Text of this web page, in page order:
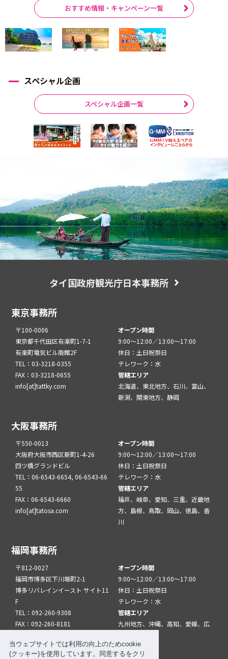
当ウェブサイトでは利用の向上のためcookie
(クッキー)を使用しています。同意するをクリ
おすすめ情報・キャンペーン一覧
スペシャル企画
スペシャル企画一覧
タイ国政府観光庁日本事務所
東京事務所
〒100-0006
東京都千代田区有楽町1-7-1
有楽町電気ビル南館2F
TEL：03-3218-0355
FAX：03-3218-0655
info[at]tattky.com
オープン時間
9:00～12:00／13:00～17:00
休日：土日祝祭日
テレワーク：水
管轄エリア
北海道、東北地方、石川、富山、
新潟、関東地方、静岡
大阪事務所
〒550-0013
大阪府大阪市西区新町1-4-26
四ツ橋グランドビル
TEL：06-6543-6654, 06-6543-66
55
FAX：06-6543-6660
info[at]tatosa.com
オープン時間
9:00～12:00／13:00～17:00
休日：土日祝祭日
テレワーク：水
管轄エリア
福井、岐阜、愛知、三重、近畿地
方、島根、鳥取、岡山、徳島、香
川
福岡事務所
〒812-0027
福岡市博多区下川端町2-1
博多リバレインイースト サイト11
F
TEL：092-260-9308
FAX：092-260-8181
オープン時間
9:00～12:00／13:00～17:00
休日：土日祝祭日
テレワーク：水
管轄エリア
九州地方、沖縄、高知、愛媛、広